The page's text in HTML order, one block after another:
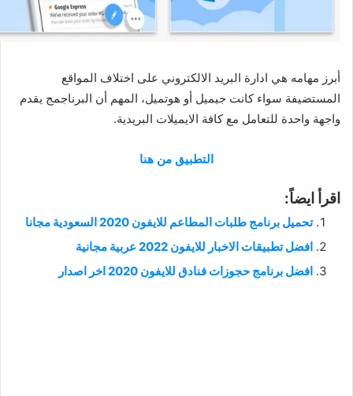
أبرز مهامه هي ادارة البريد الالكتروني على اختلاف المواقع
المستضيفة سواء كانت جيميل أو هوتميل، المهم أن البرناجمج يقدم
واجهة واحدة للتعامل مع كافة الايميلات البريدية.
التطبيق من هنا
اقرأ ايضاً:
تحميل برنامج طلبات المطاعم للايفون 2020 السعودية مجانا
افضل تطبيقات الاخبار للايفون 2022 عربية مجانية
افضل برنامج حجوزات فنادق للايفون 2020 اخر اصدار